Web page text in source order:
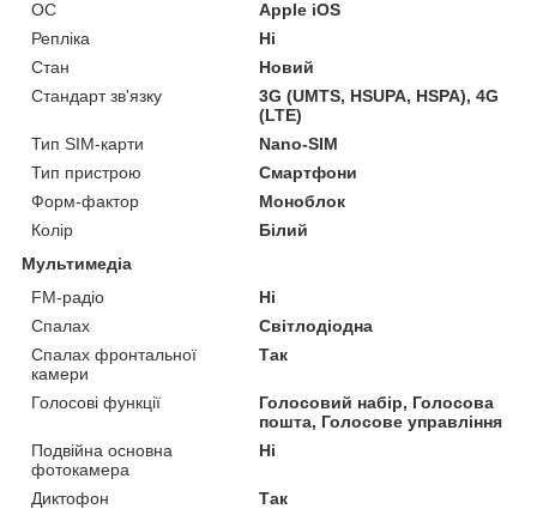
ОС
Apple iOS
Репліка
Ні
Стан
Новий
Стандарт зв'язку
3G (UMTS, HSUPA, HSPA), 4G
(LTE)
Тип SIM-карти
Nano-SIM
Тип пристрою
Смартфони
Форм-фактор
Моноблок
Колір
Білий
Мультимедіа
FM-радіо
Ні
Спалах
Світлодіодна
Спалах фронтальної
камери
Так
Голосові функції
Голосовий набір, Голосова
пошта, Голосове управління
Подвійна основна
фотокамера
Ні
Диктофон
Так